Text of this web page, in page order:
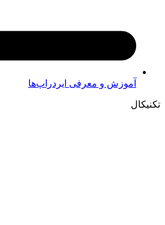
آموزش و معرفی ایردراپ‌ها
تکنیکال